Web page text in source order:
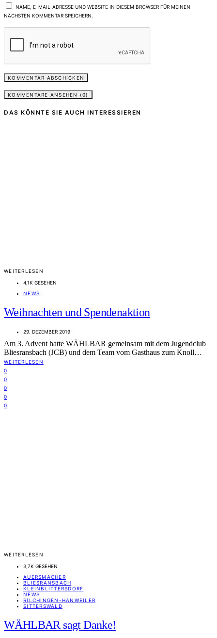
NAME, E-MAIL-ADRESSE UND WEBSITE IN DIESEM BROWSER FÜR MEINEN
NÄCHSTEN KOMMENTAR SPEICHERN.
KOMMENTARE ANSEHEN (0)
DAS KÖNNTE SIE AUCH INTERESSIEREN
WEITERLESEN
4,1K GESEHEN
NEWS
Weihnachten und Spendenaktion
29. DEZEMBER 2019
Am 3. Advent hatte WÄHLBAR gemeinsam mit dem Jugendclub
Bliesransbach (JCB) und dem Team vom Gasthaus zum Knoll…
WEITERLESEN
0
0
0
0
0
WEITERLESEN
3,7K GESEHEN
AUERSMACHER
BLIESRANSBACH
KLEINBLITTERSDORF
NEWS
RILCHINGEN-HANWEILER
SITTERSWALD
WÄHLBAR sagt Danke!